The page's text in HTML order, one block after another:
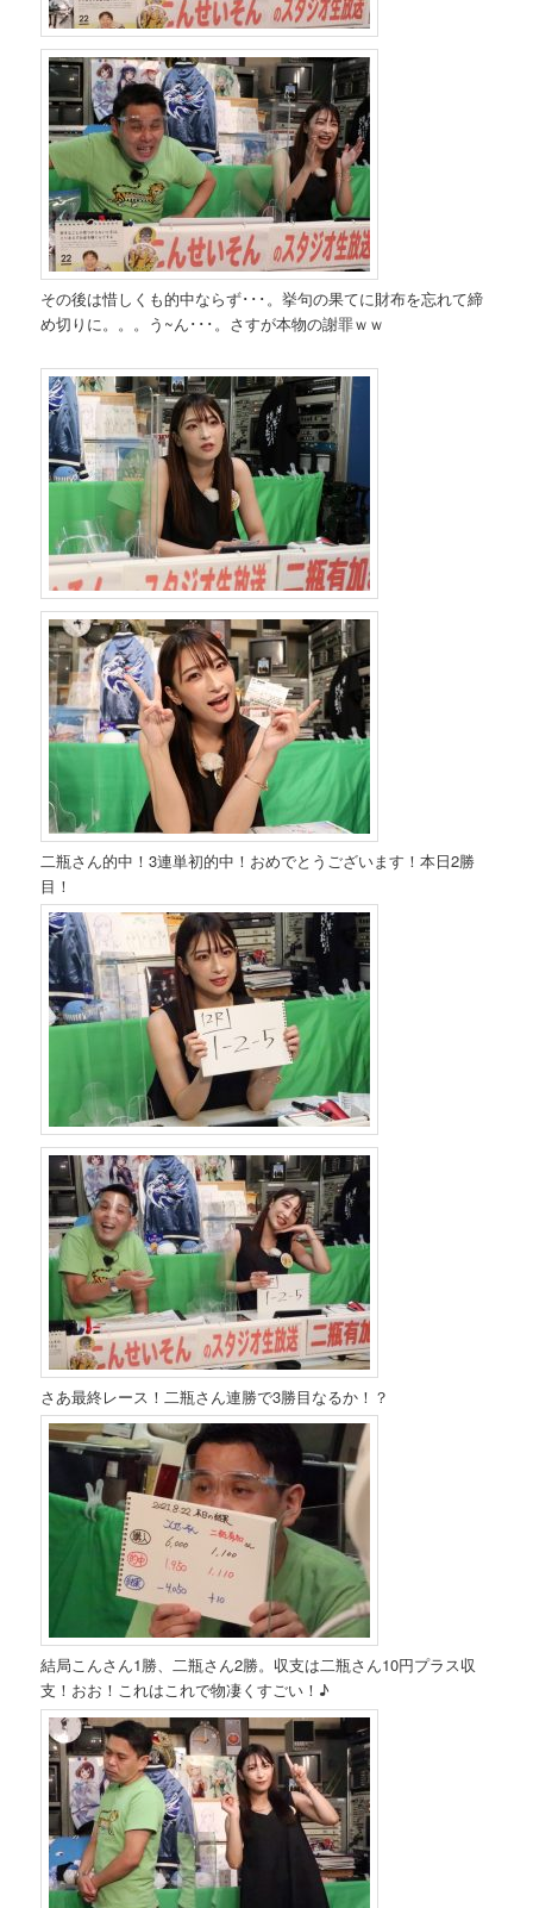
その後は惜しくも的中ならず･･･。挙句の果てに財布を忘れて締
め切りに。。。う~ん･･･。さすが本物の謝罪ｗｗ
二瓶さん的中！3連単初的中！おめでとうございます！本日2勝
目！
さあ最終レース！二瓶さん連勝で3勝目なるか！？
結局こんさん1勝、二瓶さん2勝。収支は二瓶さん10円プラス収
支！おお！これはこれで物凄くすごい！♪